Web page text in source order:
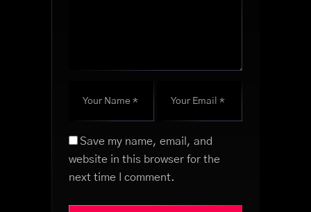
Save my name, email, and
website in this browser for the
next time I comment.